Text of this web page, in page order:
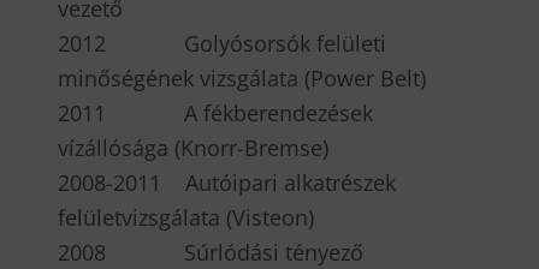
vezető
2012 Golyósorsók felületi
minőségének vizsgálata (Power Belt)
2011 A fékberendezések
vízállósága (Knorr-Bremse)
2008-2011 Autóipari alkatrészek
felületvizsgálata (Visteon)
2008 Súrlódási tényező